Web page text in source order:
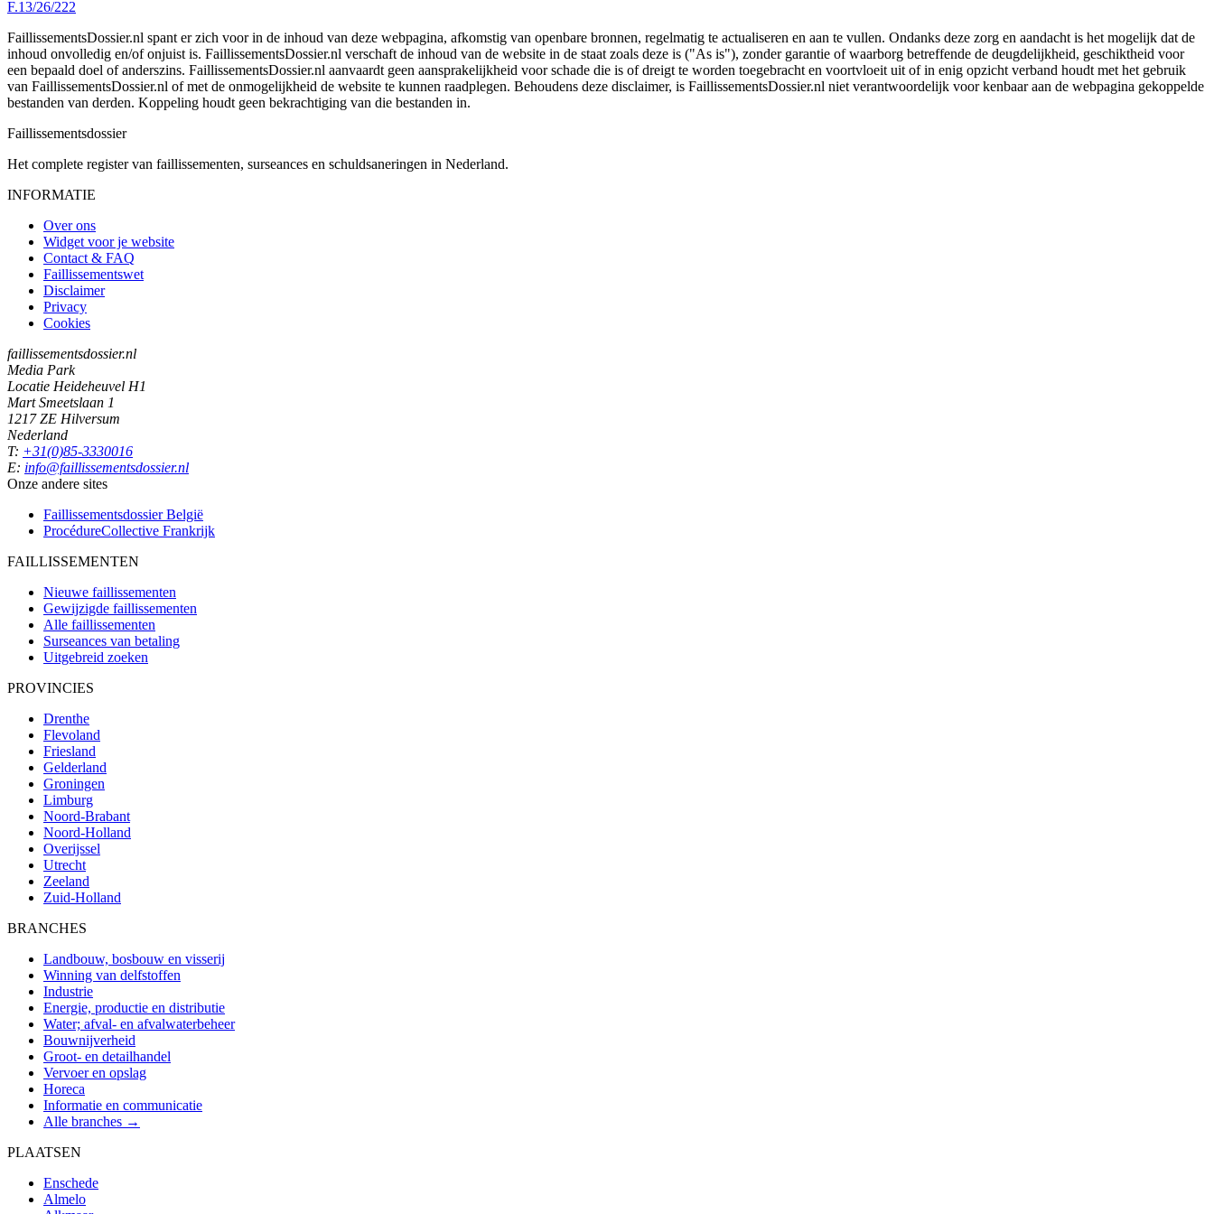
F.13/26/222
FaillissementsDossier.nl spant er zich voor in de inhoud van deze webpagina, afkomstig van openbare bronnen, regelmatig te actualiseren en aan te vullen. Ondanks deze zorg en aandacht is het mogelijk dat de
inhoud onvolledig en/of onjuist is. FaillissementsDossier.nl verschaft de inhoud van de website in de staat zoals deze is ("As is"), zonder garantie of waarborg betreffende de deugdelijkheid, geschiktheid voor
een bepaald doel of anderszins. FaillissementsDossier.nl aanvaardt geen aansprakelijkheid voor schade die is of dreigt te worden toegebracht en voortvloeit uit of in enig opzicht verband houdt met het gebruik
van FaillissementsDossier.nl of met de onmogelijkheid de website te kunnen raadplegen. Behoudens deze disclaimer, is FaillissementsDossier.nl niet verantwoordelijk voor kenbaar aan de webpagina gekoppelde
bestanden van derden. Koppeling houdt geen bekrachtiging van die bestanden in.
Faillissementsdossier
Het complete register van faillissementen, surseances en schuldsaneringen in Nederland.
INFORMATIE
Over ons
Widget voor je website
Contact & FAQ
Faillissementswet
Disclaimer
Privacy
Cookies
faillissementsdossier.nl
Media Park
Locatie Heideheuvel H1
Mart Smeetslaan 1
1217 ZE Hilversum
Nederland
T: +31(0)85-3330016
E: info@faillissementsdossier.nl
Onze andere sites
Faillissementsdossier België
ProcédureCollective Frankrijk
FAILLISSEMENTEN
Nieuwe faillissementen
Gewijzigde faillissementen
Alle faillissementen
Surseances van betaling
Uitgebreid zoeken
PROVINCIES
Drenthe
Flevoland
Friesland
Gelderland
Groningen
Limburg
Noord-Brabant
Noord-Holland
Overijssel
Utrecht
Zeeland
Zuid-Holland
BRANCHES
Landbouw, bosbouw en visserij
Winning van delfstoffen
Industrie
Energie, productie en distributie
Water; afval- en afvalwaterbeheer
Bouwnijverheid
Groot- en detailhandel
Vervoer en opslag
Horeca
Informatie en communicatie
Alle branches →
PLAATSEN
Enschede
Almelo